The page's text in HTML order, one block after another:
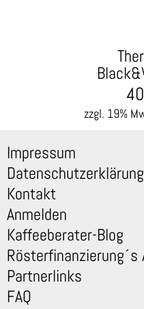
zzgl. 19%
Impressum
Datenschutzerklärung
Kontakt
Anmelden
Kaffeeberater-Blog
Rösterfinanzierung´s
Partnerlinks
FAQ